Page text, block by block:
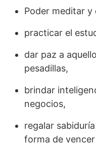
Poder meditar
practicar el
dar paz a
pesadillas,
brindar
negocios,
regalar
forma de